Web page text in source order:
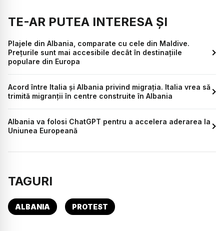
TE-AR PUTEA INTERESA ȘI
Plajele din Albania, comparate cu cele din Maldive.
Prețurile sunt mai accesibile decât în destinațiile
populare din Europa
Acord între Italia şi Albania privind migrația. Italia vrea să
trimită migranții în centre construite în Albania
Albania va folosi ChatGPT pentru a accelera aderarea la
Uniunea Europeană
TAGURI
ALBANIA PROTEST